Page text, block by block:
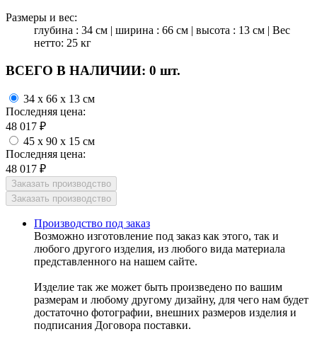
Размеры и вес:
глубина : 34 см | ширина : 66 см | высота : 13 см | Вес
нетто: 25 кг
ВСЕГО В НАЛИЧИИ: 0 шт.
34 x 66 x 13 см
Последняя цена:
48 017 ₽
45 x 90 x 15 см
Последняя цена:
48 017 ₽
Производство под заказ
Возможно изготовление под заказ как этого, так и
любого другого изделия, из любого вида материала
представленного на нашем сайте.
Изделие так же может быть произведено по вашим
размерам и любому другому дизайну, для чего нам будет
достаточно фотографии, внешних размеров изделия и
подписания Договора поставки.